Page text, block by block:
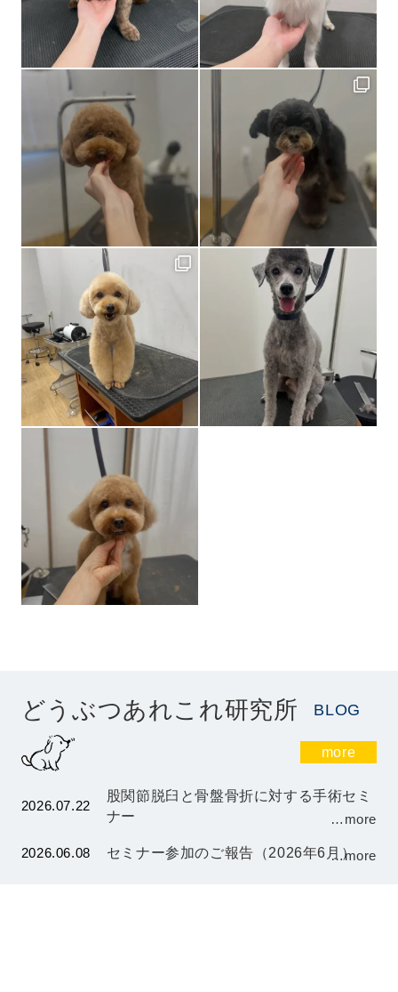
どうぶつあれこれ研究所 BLOG
more
2026.07.22
股関節脱臼と骨盤骨折に対する手術セミ
ナー
…more
2026.06.08 セミナー参加のご報告（2026年6月）
…more